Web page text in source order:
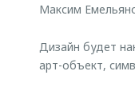
Максим
Дизайн будет
арт-объект,